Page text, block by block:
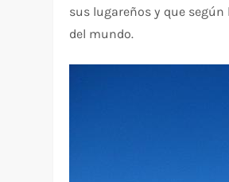
sus lugareños y que
del mundo.